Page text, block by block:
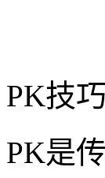
PK技巧
PK是